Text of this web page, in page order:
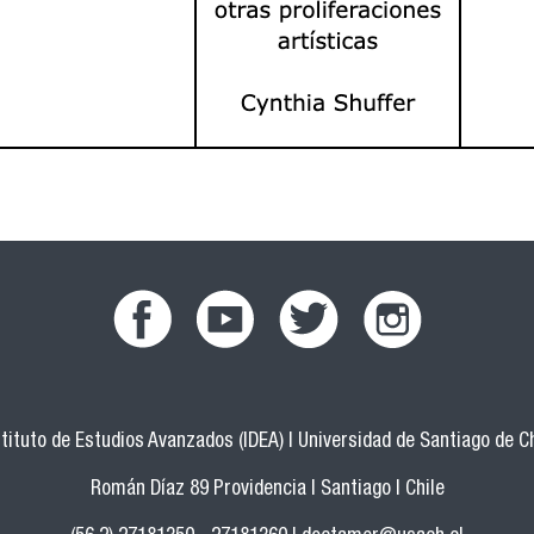
facebook.pngyoutub.pngtwitter.pnginstagram.png
de Estudios Avanzados (IDEA) | Universidad de Santiago de
Román Díaz 89 Providencia | Santiago | Chile